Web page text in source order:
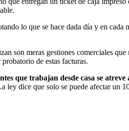
lo que se hace dada día y en cada
son meras gestiones comerciales
de estas facturas.
que trabajan desde casa se
ley dice que solo se puede afectar